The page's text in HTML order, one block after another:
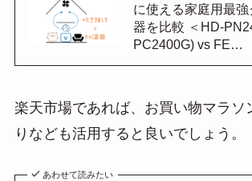
に使える家庭用最
器を比較 ＜HD-
PC2400G) vs FE…
楽天市場であれば、お買い物マラソ
りなども活用すると良いでしょう。
あわせて読みたい